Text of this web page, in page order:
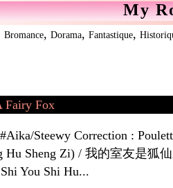
My
Bromance, Dorama, Fantastique,
Steewy Correction :
Hu Sheng Zi) / 我的室友是狐
You Shi Hu...